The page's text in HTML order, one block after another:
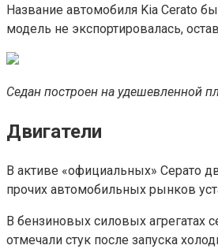
Название автомобиля Kia Cerato
модель не экспортировалась,
Седан построен на удешевленной
Двигатели
В активе «официальных» Серато
прочих автомобильных рынков
В бензиновых силовых агрегатах
отмечали стук после запуска